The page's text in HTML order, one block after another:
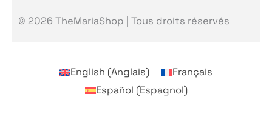
© 2026 TheMariaShop | Tous droits réservés
English (Anglais)
Français
Español (Espagnol)